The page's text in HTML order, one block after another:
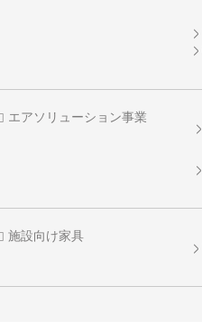
エアソリューション事業
施設向け家具